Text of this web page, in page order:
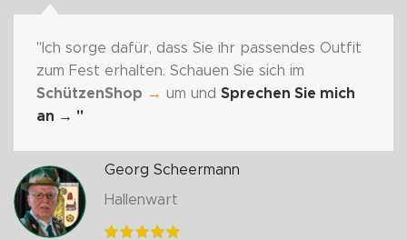
"Ich sorge dafür, dass Sie ihr passendes Outfit
zum Fest erhalten. Schauen Sie sich im
SchützenShop → um und Sprechen Sie mich
an → "
Georg Scheermann
Hallenwart